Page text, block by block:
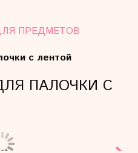
ПРЕДМЕТОВ
с лентой
ПАЛОЧКИ С